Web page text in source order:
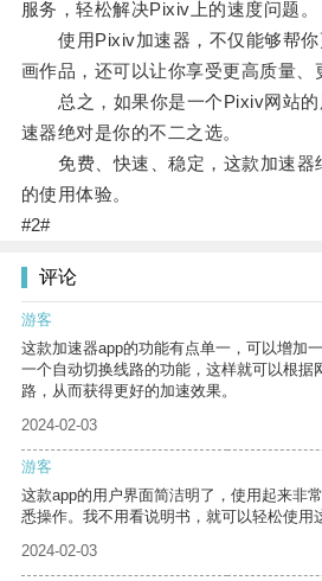
服务，轻松解决Pixiv上的速度问题。
使用Pixiv加速器，不仅能够帮你
画作品，还可以让你享受更高质量、
总之，如果你是一个Pixiv网站的
速器绝对是你的不二之选。
免费、快速、稳定，这款加速器
的使用体验。
#2#
评论
游客
这款加速器app的功能有点单一，可以增加
一个自动切换线路的功能，这样就可以根据
路，从而获得更好的加速效果。
2024-02-03
游客
这款app的用户界面简洁明了，使用起来非
悉操作。我不用看说明书，就可以轻松使用
2024-02-03